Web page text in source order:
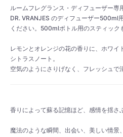
ルームフレグランス・ディフューザー
DR. VRANJES のディフューザー500ml
ください。500mlボトル用のスティック
レモンとオレンジの花の香りに、ホワイ
シトラスノート。
空気のようにさりげなく、フレッシュで
香りによって蘇る記憶ほど、感情を揺さ
魔法のような瞬間、出会い、美しい情